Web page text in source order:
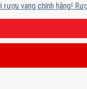
vang chính hãng!